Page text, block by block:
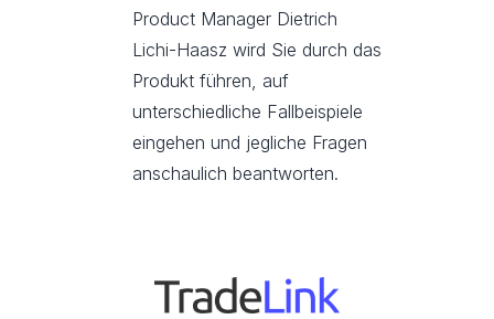
Product Manager Dietrich
Lichi-Haasz wird Sie durch das
Produkt führen, auf
unterschiedliche Fallbeispiele
eingehen und jegliche Fragen
anschaulich beantworten.